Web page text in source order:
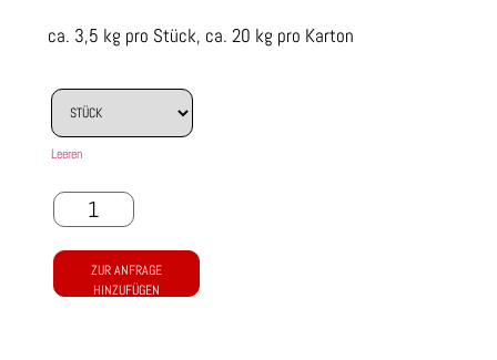
ca. 3,5 kg pro Stück, ca. 20 kg pro Karton
Leeren
ZUR ANFRAGE
HINZUFÜGEN